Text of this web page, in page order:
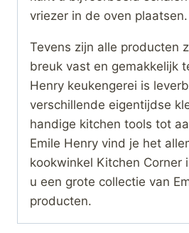
vriezer in de oven plaatsen.
Tevens zijn alle producten
breuk vast en gemakkelijk
Henry keukengerei is
verschillende eigentijdse
handige kitchen tools tot
Emile Henry vind je het
kookwinkel Kitchen Corner
u een grote collectie van
producten.